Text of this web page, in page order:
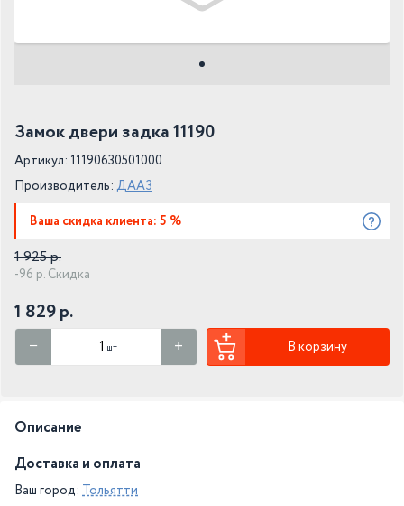
Замок двери задка 11190
Артикул: 11190630501000
Производитель: ДААЗ
Ваша скидка клиента: 5 %
1 925 р.
-96 р. Скидка
1 829 р.
шт В корзину
Описание
Доставка и оплата
Ваш город: Тольятти